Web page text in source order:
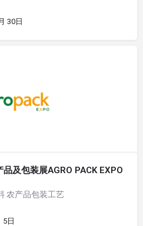
30日
及包装展AGRO PACK EXPO
农产品包装工艺
5日